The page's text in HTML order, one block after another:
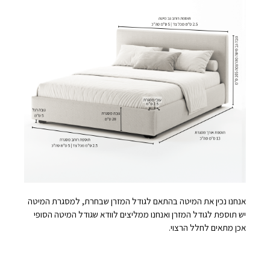
אנחנו נכין את המיטה בהתאם לגודל המזרן שבחרת, למסגרת המיטה
יש תוספת לגודל המזרן ואנחנו ממליצים לוודא שגודל המיטה הסופי
אכן מתאים לחלל הרצוי.